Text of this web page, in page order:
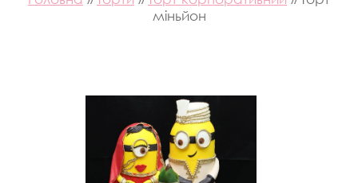
міньйон